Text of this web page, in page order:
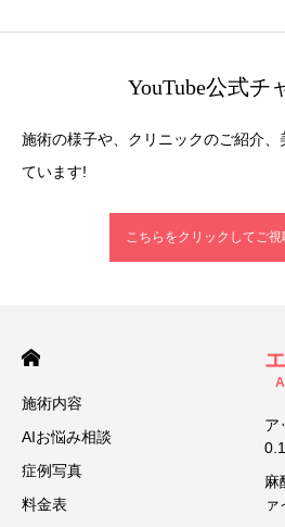
YouTube公式チ
施術の様子や、クリニックのご紹介
ています!
こちらをクリックしてご視
施術内容
AIお悩み相談
症例写真
料金表
ア
麻
ァ